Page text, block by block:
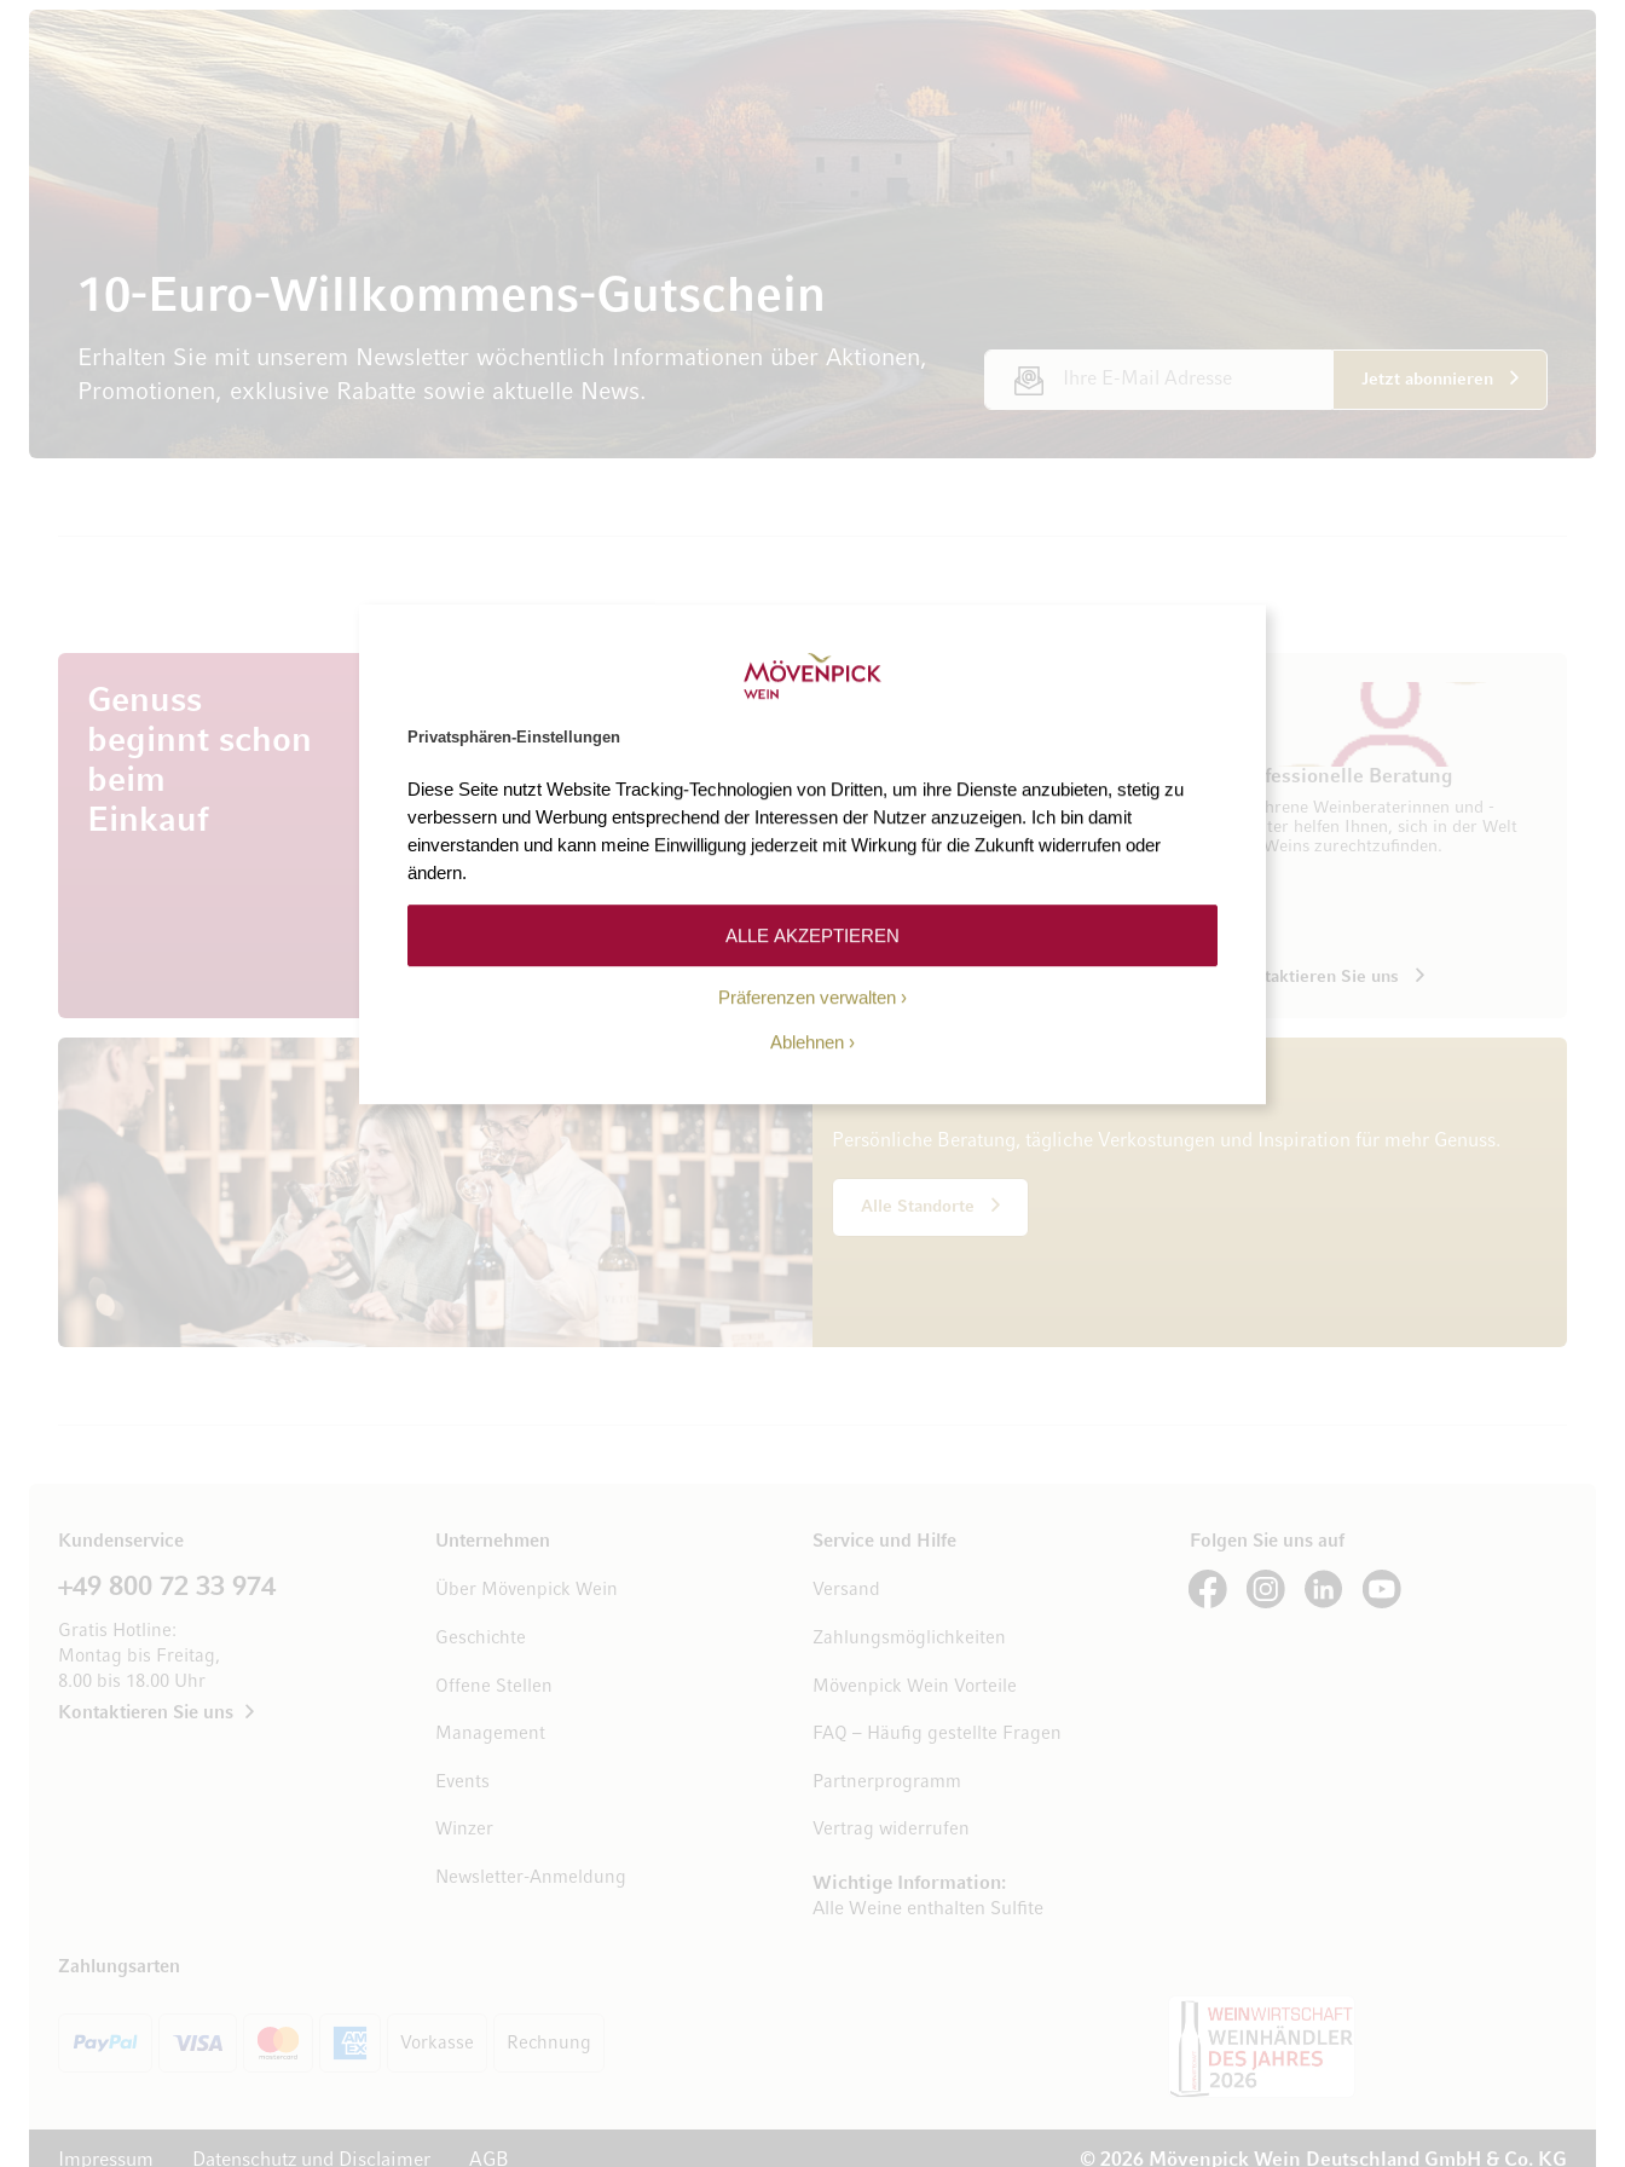
Privatsphären-Einstellungen
Diese Seite nutzt Website Tracking-Technologien von Dritten, um ihre Dienste anzubieten, stetig zu
verbessern und Werbung entsprechend der Interessen der Nutzer anzuzeigen. Ich bin damit
einverstanden und kann meine Einwilligung jederzeit mit Wirkung für die Zukunft widerrufen oder
ändern.
Präferenzen verwalten
Ablehnen
ALLE AKZEPTIEREN
10-Euro-Willkommens-Gutschein
Erhalten Sie mit unserem Newsletter wöchentlich Informationen über Aktionen,
Promotionen, exklusive Rabatte sowie aktuelle News.
E-Mail Adresse
Jetzt abonnieren
Genuss
beginnt schon
beim
Einkauf
Mehr als 3.000 Weine
Entdecken Sie mehr als 3.000 Weine
aus aller Welt.
Mehr als 75 Jahre Erfahrung
Seit 1948 ermöglichen wir unseren
Kundinnen und Kunden den Zugang zu
hochwertigen Weinen.
Professionelle Beratung
Erfahrene Weinberaterinnen und -
berater helfen Ihnen, sich in der Welt
des Weins zurechtzufinden.
Kontaktieren Sie uns
Persönliche Beratung, tägliche Verkostungen und Inspiration für mehr Genuss.
Alle Standorte
Kundenservice
+49 800 72 33 974
Gratis Hotline:
Montag bis Freitag,
8.00 bis 18.00 Uhr
Kontaktieren Sie uns
Unternehmen
Über Mövenpick Wein
Geschichte
Offene Stellen
Management
Events
Winzer
Newsletter-Anmeldung
Service und Hilfe
Versand
Zahlungsmöglichkeiten
Mövenpick Wein Vorteile
FAQ – Häufig gestellte Fragen
Partnerprogramm
Vertrag widerrufen
Wichtige Information:
Alle Weine enthalten Sulfite
Folgen Sie uns auf
See our FacebookSee our Instagram account
See our LinkedInSee our YouTube channel
Zahlungsarten
Vorkasse Rechnung
© 2026 Mövenpick Wein Deutschland GmbH & Co. KG
Impressum Datenschutz und Disclaimer AGB